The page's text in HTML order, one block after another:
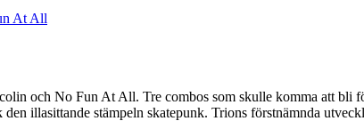
At All
och No Fun At All. Tre combos som skulle komma att bli
den illasittande stämpeln skatepunk. Trions förstnämnda